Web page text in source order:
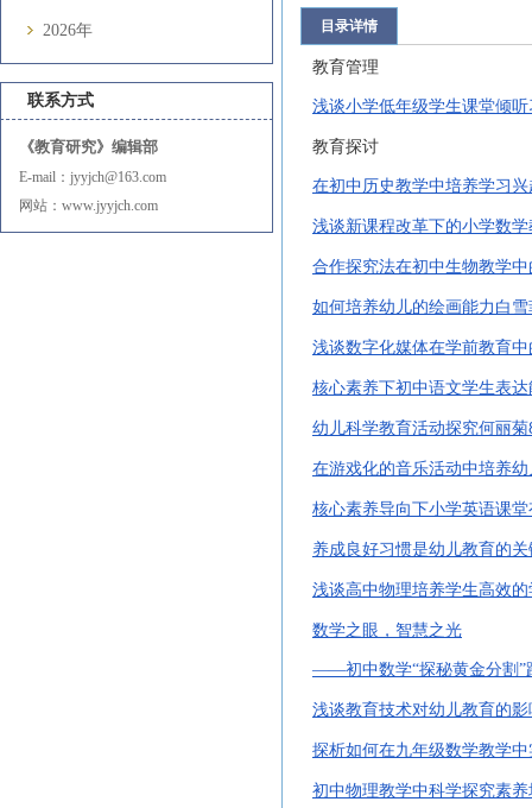
2026年
联系方式
《教育研究》编辑部
E-mail：jyyjch@163.com
网站：www.jyyjch.com
目录详情
教育管理
浅谈小学低年级学生课堂倾
教育探讨
在初中历史教学中培养学习
浅谈新课程改革下的小学数
合作探究法在初中生物教学
如何培养幼儿的绘画能力白雪
浅谈数字化媒体在学前教育
核心素养下初中语文学生表
幼儿科学教育活动探究何丽菊
在游戏化的音乐活动中培养
核心素养导向下小学英语课
养成良好习惯是幼儿教育的
浅谈高中物理培养学生高效
数学之眼，智慧之光
——初中数学“探秘黄金分割
浅谈教育技术对幼儿教育的
探析如何在九年级数学教学
初中物理教学中科学探究素